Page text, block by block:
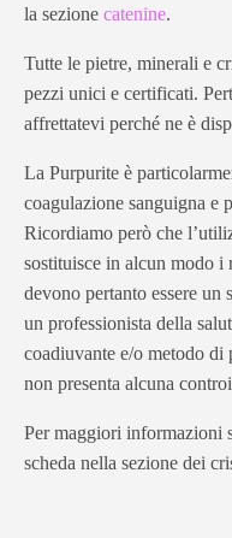
la sezione catenine.
Tutte le pietre, minerali e
pezzi unici e certificati.
affrettatevi perché ne è
La Purpurite è
coagulazione sanguigna e
Ricordiamo però che
sostituisce in alcun modo
devono pertanto essere un
un professionista della
coadiuvante e/o metodo di
non presenta alcuna
Per maggiori informazioni
scheda nella sezione dei